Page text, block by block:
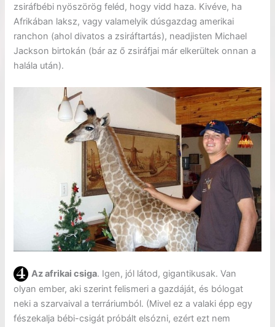
zsiráfbébi nyöszörög feléd, hogy vidd haza. Kivéve, ha
Afrikában laksz, vagy valamelyik dúsgazdag amerikai
ranchon (ahol divatos a zsiráftartás), neadjisten Michael
Jackson birtokán (bár az ő zsiráfjai már elkerültek onnan a
halála után).
Az afrikai csiga. Igen, jól látod, gigantikusak. Van
olyan ember, aki szerint felismeri a gazdáját, és bólogat
neki a szarvaival a terráriumból. (Mivel ez a valaki épp egy
fészekalja bébi-csigát próbált elsózni, ezért ezt nem